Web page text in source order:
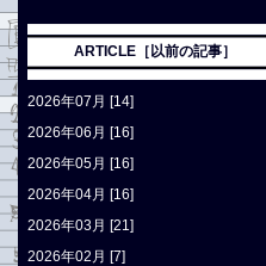
ARTICLE［以前の記事］
2026年07月 [14]
2026年06月 [16]
2026年05月 [16]
2026年04月 [16]
2026年03月 [21]
2026年02月 [7]